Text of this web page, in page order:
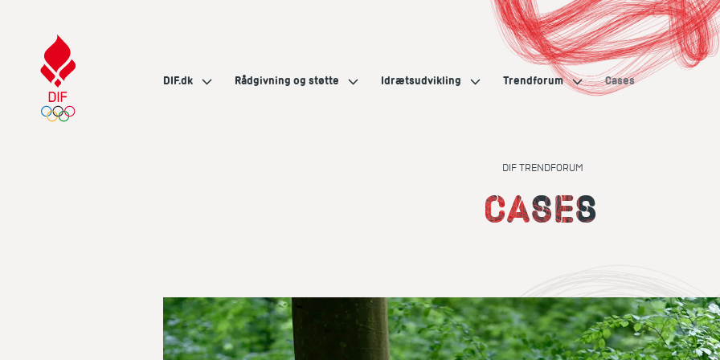
DIF.dk Rådgivning og støtte Idrætsudvikling Trendforum Cases
DIF TRENDFORUM
CASES